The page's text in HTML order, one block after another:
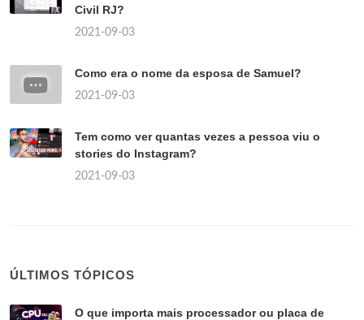
Civil RJ?
2021-09-03
Como era o nome da esposa de Samuel?
2021-09-03
Tem como ver quantas vezes a pessoa viu o
stories do Instagram?
2021-09-03
ÚLTIMOS TÓPICOS
O que importa mais processador ou placa de